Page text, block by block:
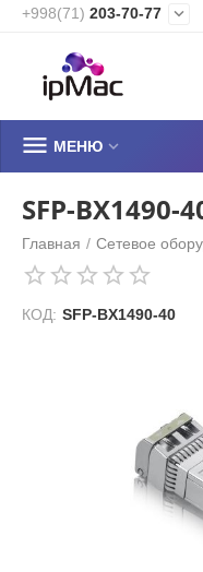
+998(71) 203-70-77 
 МЕНЮ 
SFP-BX1490-
Главная / Сетевое
КОД: SFP-BX1490-40